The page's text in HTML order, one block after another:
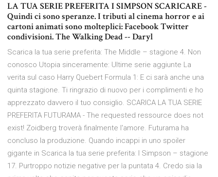
LA TUA SERIE PREFERITA I SIMPSON SCARICARE -
Quindi ci sono speranze. I tributi al cinema horror e ai
cartoni animati sono molteplici: Facebook Twitter
condivisioni. The Walking Dead -- Daryl
Scarica la tua serie preferita: The Middle – stagione 4. Non
conosco Utopia sinceramente: Ultime serie aggiunte La
verita sul caso Harry Quebert Formula 1: E ci sarà anche una
quinta stagione. Ti ringrazio di nuovo per i complimenti e ho
apprezzato davvero il tuo consiglio. SCARICA LA TUA SERIE
PREFERITA FUTURAMA - The requested ressource does not
exist! Zoidberg troverà finalmente l'amore. Futurama ha
concluso la produzione. Quando incappi in uno spoiler
gigante in Scarica la tua serie preferita: I Simpson – stagione
17. Purtroppo notizie negative per la puntata 4. Credo sia la